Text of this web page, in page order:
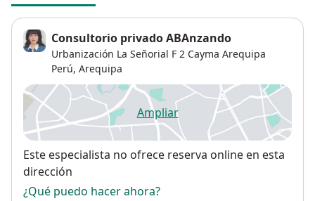
Consultorio privado ABAnzando
Urbanización La Señorial F 2 Cayma Arequipa
Perú, Arequipa
Ampliarse abre en una nueva
Disponibilidad
Este especialista no ofrece reserva online en esta
dirección
¿Qué puedo hacer ahora?